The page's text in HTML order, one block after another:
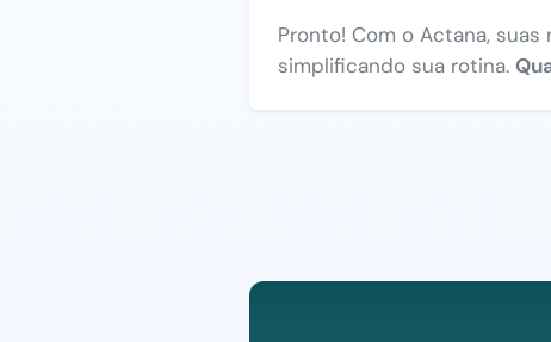
Pronto! Com o Actana,
simplificando sua rotina.